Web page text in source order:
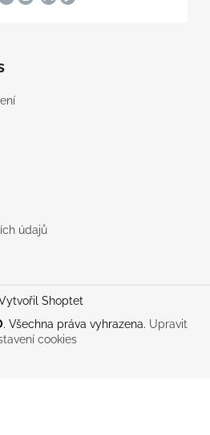
údajů
Shoptet
. Všechna práva vyhrazena. Upravit
cookies